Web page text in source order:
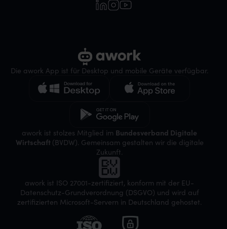
awork ist ISO 27001-zertifiziert, konform mit der EU-
Datenschutz-Grundverordnung (DSGVO) und wird auf
zertifizierten Microsoft-Servern in Deutschland gehostet.
Die awork App ist für Desktop und mobile Geräte verfügbar.
awork ist stolzes Mitglied im Bundesverband Digitale
Wirtschaft (BVDW). Gemeinsam gestalten wir die digitale
Zukunft.